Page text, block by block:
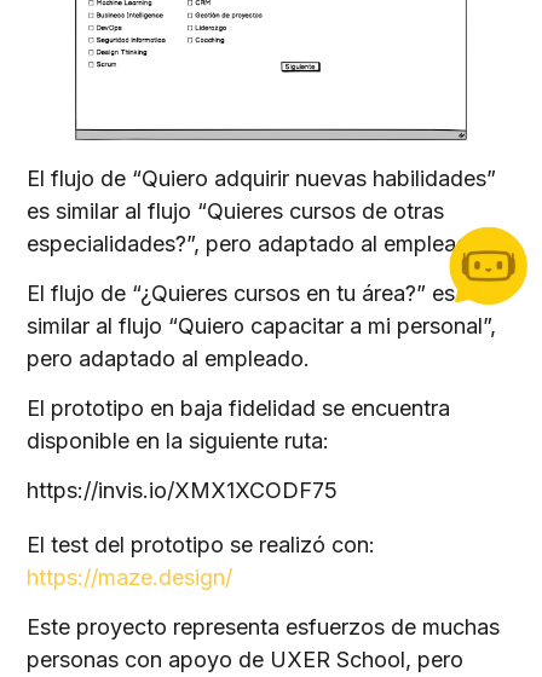
El flujo de “Quiero adquirir nuevas habilidades”
es similar al flujo “Quieres cursos de otras
especialidades?”, pero adaptado al empleador.
El flujo de “¿Quieres cursos en tu área?” es
similar al flujo “Quiero capacitar a mi personal”,
pero adaptado al empleado.
El prototipo en baja fidelidad se encuentra
disponible en la siguiente ruta:
https://invis.io/XMX1XCODF75
El test del prototipo se realizó con:
https://maze.design/
Este proyecto representa esfuerzos de muchas
personas con apoyo de UXER School, pero